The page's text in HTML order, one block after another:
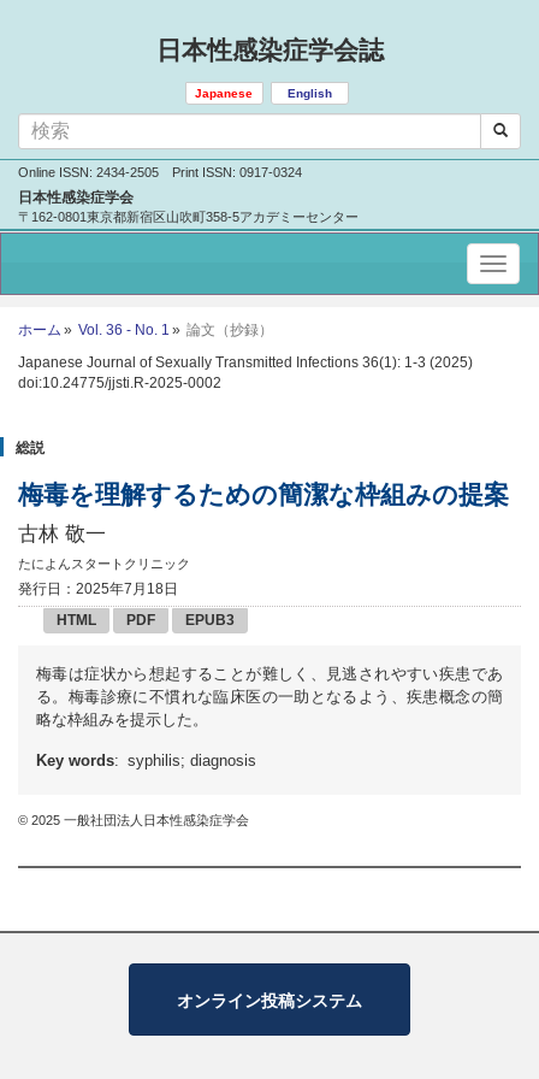
日本性感染症学会誌
Japanese English
Online ISSN: 2434-2505 Print ISSN: 0917-0324
日本性感染症学会
〒162-0801東京都新宿区山吹町358-5アカデミーセンター
ホーム Vol. 36 - No. 1
論文（抄録）
Japanese Journal of Sexually Transmitted Infections 36(1): 1-3 (2025)
doi:10.24775/jjsti.R-2025-0002
総説
梅毒を理解するための簡潔な枠組みの提案
古林 敬一
たによんスタートクリニック
発行日：2025年7月18日
HTML
PDF EPUB3
梅毒は症状から想起することが難しく、見逃されやすい疾患であ
る。梅毒診療に不慣れな臨床医の一助となるよう、疾患概念の簡
略な枠組みを提示した。
Key words: syphilis; diagnosis
© 2025 一般社団法人日本性感染症学会
オンライン投稿システム